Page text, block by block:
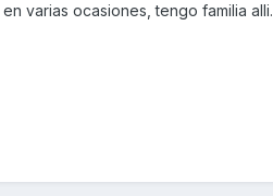
varias ocasiones, tengo familia alli.